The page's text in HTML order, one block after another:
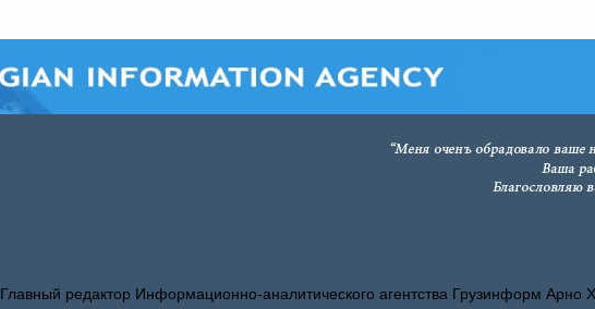
Главный редактор Информационно-аналитического агентства Грузинформ Арно